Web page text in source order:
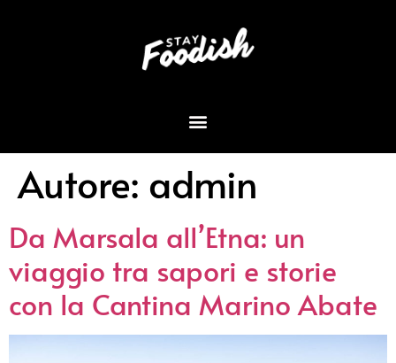
Autore: admin
Da Marsala all’Etna: un
viaggio tra sapori e storie
con la Cantina Marino Abate